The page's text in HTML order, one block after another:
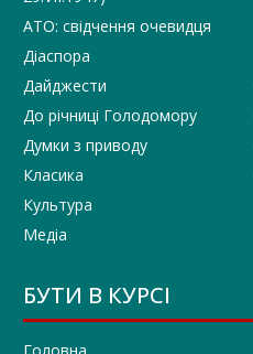
АТО: свідчення очевидця
Діаспора
Дайджести
До річниці Голодомору
Думки з приводу
Класика
Культура
Медіа
БУТИ В КУРСІ